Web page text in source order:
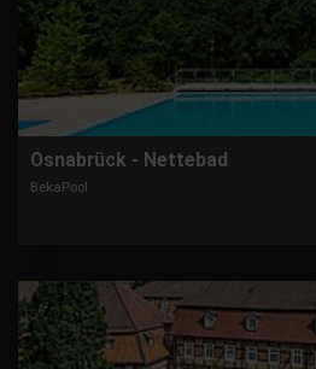
Osnabrück - Nettebad
BekaPool